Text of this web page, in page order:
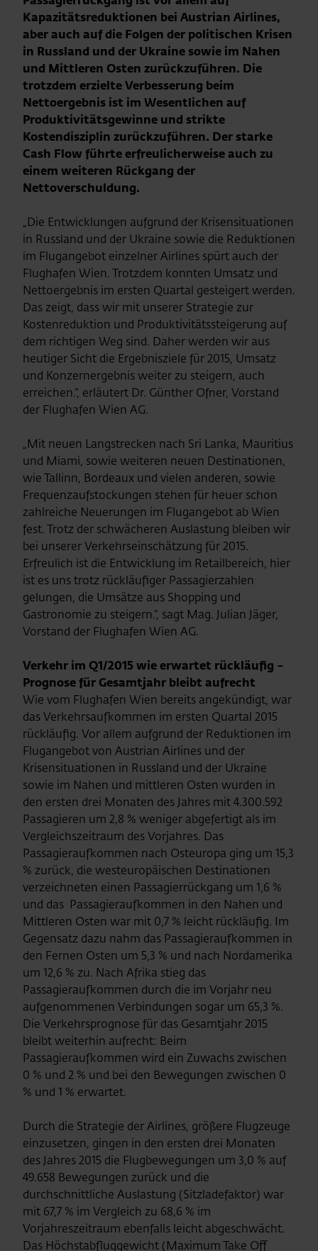
Kapazitätsreduktionen bei Austrian Airlines,
aber auch auf die Folgen der politischen Krisen
in Russland und der Ukraine sowie im Nahen
und Mittleren Osten zurückzuführen. Die
trotzdem erzielte Verbesserung beim
Nettoergebnis ist im Wesentlichen auf
Produktivitätsgewinne und strikte
Kostendisziplin zurückzuführen. Der starke
Cash Flow führte erfreulicherweise auch zu
einem weiteren Rückgang der
Nettoverschuldung.
„Die Entwicklungen aufgrund der Krisensituationen
in Russland und der Ukraine sowie die Reduktionen
im Flugangebot einzelner Airlines spürt auch der
Flughafen Wien. Trotzdem konnten Umsatz und
Nettoergebnis im ersten Quartal gesteigert werden.
Das zeigt, dass wir mit unserer Strategie zur
Kostenreduktion und Produktivitätssteigerung auf
dem richtigen Weg sind. Daher werden wir aus
heutiger Sicht die Ergebnisziele für 2015, Umsatz
und Konzernergebnis weiter zu steigern, auch
erreichen.“, erläutert Dr. Günther Ofner, Vorstand
der Flughafen Wien AG.
„Mit neuen Langstrecken nach Sri Lanka, Mauritius
und Miami, sowie weiteren neuen Destinationen,
wie Tallinn, Bordeaux und vielen anderen, sowie
Frequenzaufstockungen stehen für heuer schon
zahlreiche Neuerungen im Flugangebot ab Wien
fest. Trotz der schwächeren Auslastung bleiben wir
bei unserer Verkehrseinschätzung für 2015.
Erfreulich ist die Entwicklung im Retailbereich, hier
ist es uns trotz rückläufiger Passagierzahlen
gelungen, die Umsätze aus Shopping und
Gastronomie zu steigern.“, sagt Mag. Julian Jäger,
Vorstand der Flughafen Wien AG.
Verkehr im Q1/2015 wie erwartet rückläufig –
Prognose für Gesamtjahr bleibt aufrecht
Wie vom Flughafen Wien bereits angekündigt, war
das Verkehrsaufkommen im ersten Quartal 2015
rückläufig. Vor allem aufgrund der Reduktionen im
Flugangebot von Austrian Airlines und der
Krisensituationen in Russland und der Ukraine
sowie im Nahen und mittleren Osten wurden in
den ersten drei Monaten des Jahres mit 4.300.592
Passagieren um 2,8 % weniger abgefertigt als im
Vergleichszeitraum des Vorjahres. Das
Passagieraufkommen nach Osteuropa ging um 15,3
% zurück, die westeuropäischen Destinationen
verzeichneten einen Passagierrückgang um 1,6 %
und das Passagieraufkommen in den Nahen und
Mittleren Osten war mit 0,7 % leicht rückläufig. Im
Gegensatz dazu nahm das Passagieraufkommen in
den Fernen Osten um 5,3 % und nach Nordamerika
um 12,6 % zu. Nach Afrika stieg das
Passagieraufkommen durch die im Vorjahr neu
aufgenommenen Verbindungen sogar um 65,3 %.
Die Verkehrsprognose für das Gesamtjahr 2015
bleibt weiterhin aufrecht: Beim
Passagieraufkommen wird ein Zuwachs zwischen
0 % und 2 % und bei den Bewegungen zwischen 0
% und 1 % erwartet.
Durch die Strategie der Airlines, größere Flugzeuge
einzusetzen, gingen in den ersten drei Monaten
des Jahres 2015 die Flugbewegungen um 3,0 % auf
49.658 Bewegungen zurück und die
durchschnittliche Auslastung (Sitzladefaktor) war
mit 67,7 % im Vergleich zu 68,6 % im
Vorjahreszeitraum ebenfalls leicht abgeschwächt.
Das Höchstabfluggewicht (Maximum Take Off